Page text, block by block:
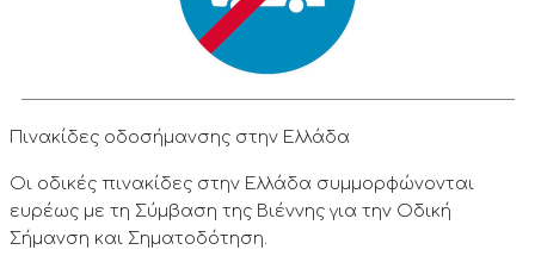
Πινακίδες οδοσήμανσης στην Ελλάδα
Οι οδικές πινακίδες στην Ελλάδα συμμορφώνονται
ευρέως με τη Σύμβαση της Βιέννης για την Οδική
Σήμανση και Σηματοδότηση.